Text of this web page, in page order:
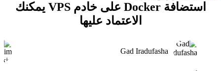
استضافة Docker على خادم VPS يمكنك
الاعتماد عليها
Gad Iradufasha